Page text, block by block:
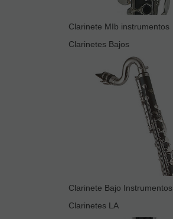
Clarinete MIb instrumentos
Clarinetes Bajos
Clarinete Bajo Instrumentos
Clarinetes LA